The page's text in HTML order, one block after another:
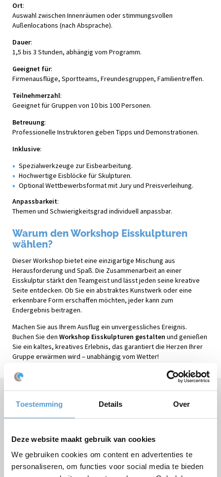
Toestemming Details Over
Deze website maakt gebruik van cookies
We gebruiken cookies om content en advertenties te
personaliseren, om functies voor social media te bieden
Ort:
Auswahl zwischen Innenräumen oder stimmungsvollen
Außenlocations (nach Absprache).
Dauer:
1,5 bis 3 Stunden, abhängig vom Programm.
Geeignet für:
Firmenausflüge, Sportteams, Freundesgruppen, Familientreffen.
Teilnehmerzahl:
Geeignet für Gruppen von 10 bis 100 Personen.
Betreuung:
Professionelle Instruktoren geben Tipps und Demonstrationen.
Inklusive:
Spezialwerkzeuge zur Eisbearbeitung.
Hochwertige Eisblöcke für Skulpturen.
Optional Wettbewerbsformat mit Jury und Preisverleihung.
Anpassbarkeit:
Themen und Schwierigkeitsgrad individuell anpassbar.
Warum den Workshop Eisskulpturen
wählen?
Dieser Workshop bietet eine einzigartige Mischung aus
Herausforderung und Spaß. Die Zusammenarbeit an einer
Eisskulptur stärkt den Teamgeist und lässt jeden seine kreative
Seite entdecken. Ob Sie ein abstraktes Kunstwerk oder eine
erkennbare Form erschaffen möchten, jeder kann zum
Endergebnis beitragen.
Machen Sie aus Ihrem Ausflug ein unvergessliches Ereignis.
Buchen Sie den Workshop Eisskulpturen gestalten und genießen
Sie ein kaltes, kreatives Erlebnis, das garantiert die Herzen Ihrer
Gruppe erwärmen wird – unabhängig vom Wetter!
Brauchen Sie Hilfe oder haben Sie Fragen?